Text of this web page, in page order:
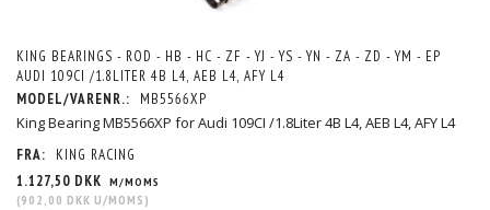
KING BEARINGS - ROD - HB - HC - ZF - YJ - YS - YN - ZA - ZD - YM - EP
AUDI 109CI /1.8LITER 4B L4, AEB L4, AFY L4
MODEL/VARENR.:
MB5566XP
King Bearing MB5566XP for Audi 109CI /1.8Liter 4B L4, AEB L4, AFY L4
FRA:
KING RACING
1.127,50 DKK M/MOMS
(902,00 DKK U/MOMS )